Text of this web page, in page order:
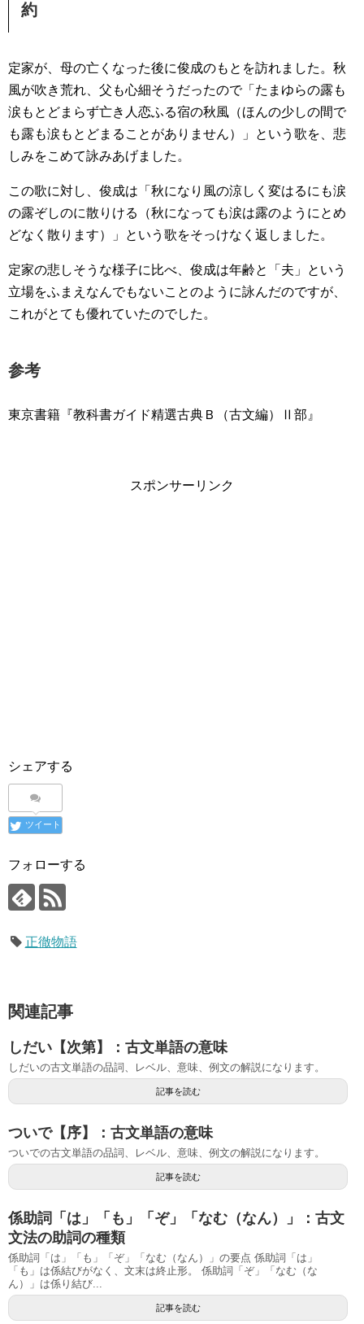
約
定家が、母の亡くなった後に俊成のもとを訪れました。秋
風が吹き荒れ、父も心細そうだったので「たまゆらの露も
涙もとどまらず亡き人恋ふる宿の秋風（ほんの少しの間で
も露も涙もとどまることがありません）」という歌を、悲
しみをこめて詠みあげました。
この歌に対し、俊成は「秋になり風の涼しく変はるにも涙
の露ぞしのに散りける（秋になっても涙は露のようにとめ
どなく散ります）」という歌をそっけなく返しました。
定家の悲しそうな様子に比べ、俊成は年齢と「夫」という
立場をふまえなんでもないことのように詠んだのですが、
これがとても優れていたのでした。
参考
東京書籍『教科書ガイド精選古典Ｂ（古文編）Ⅱ部』
スポンサーリンク
シェアする
ツイート
フォローする
正徹物語
関連記事
しだい【次第】：古文単語の意味
しだいの古文単語の品詞、レベル、意味、例文の解説になります。
記事を読む
ついで【序】：古文単語の意味
ついでの古文単語の品詞、レベル、意味、例文の解説になります。
記事を読む
係助詞「は」「も」「ぞ」「なむ（なん）」：古文
文法の助詞の種類
係助詞「は」「も」「ぞ」「なむ（なん）」の要点 係助詞「は」
「も」は係結びがなく、文末は終止形。 係助詞「ぞ」「なむ（な
ん）」は係り結び...
記事を読む